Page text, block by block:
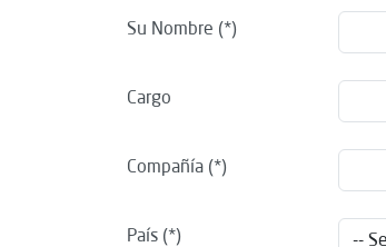
Su Nombre
Cargo
Compañía
País